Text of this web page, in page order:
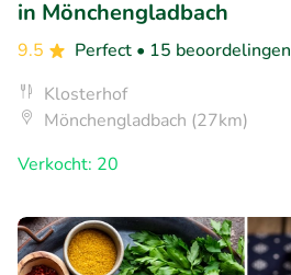
in Mönchengladbach
9.5 Perfect • 15 beoordelingen
Klosterhof
Mönchengladbach (27km)
Verkocht: 20